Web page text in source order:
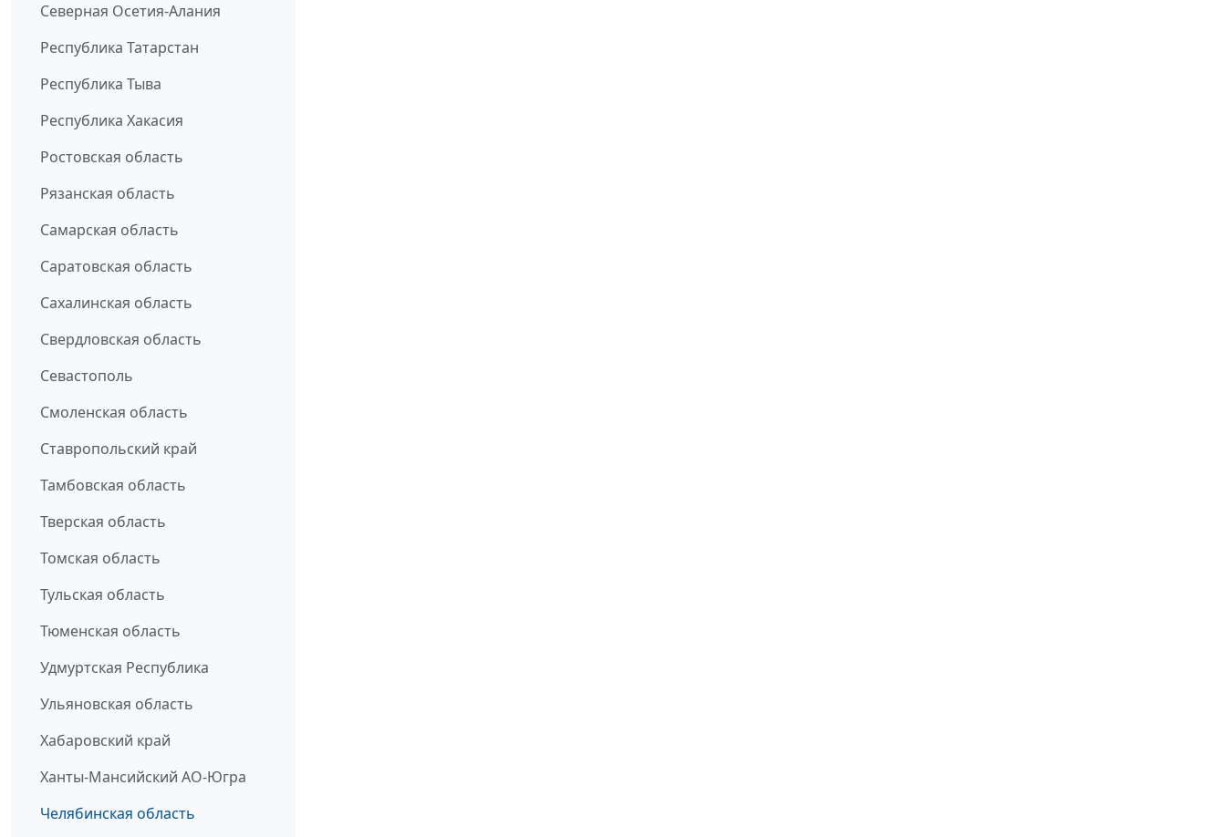
Северная Осетия-Алания
Республика Татарстан
Республика Тыва
Республика Хакасия
Ростовская область
Рязанская область
Самарская область
Саратовская область
Сахалинская область
Свердловская область
Севастополь
Смоленская область
Ставропольский край
Тамбовская область
Тверская область
Томская область
Тульская область
Тюменская область
Удмуртская Республика
Ульяновская область
Хабаровский край
Ханты-Мансийский АО-Югра
Челябинская область